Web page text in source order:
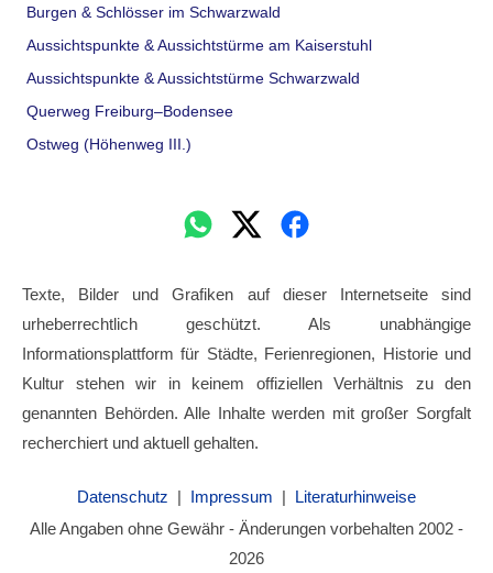
Burgen & Schlösser im Schwarzwald
Aussichtspunkte & Aussichtstürme am Kaiserstuhl
Aussichtspunkte & Aussichtstürme Schwarzwald
Querweg Freiburg–Bodensee
Ostweg (Höhenweg III.)
Texte, Bilder und Grafiken auf dieser Internetseite sind
urheberrechtlich geschützt. Als unabhängige
Informationsplattform für Städte, Ferienregionen, Historie und
Kultur stehen wir in keinem offiziellen Verhältnis zu den
genannten Behörden. Alle Inhalte werden mit großer Sorgfalt
recherchiert und aktuell gehalten.
Datenschutz | Impressum | Literaturhinweise
Alle Angaben ohne Gewähr - Änderungen vorbehalten 2002 -
2026